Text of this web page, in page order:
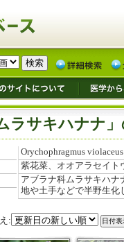
ラサキハナナ
Orychophragmus violaceus
紫花菜、オオアラセイト
アブラナ科ムラサキハナ
地や土手などで半野生化
: